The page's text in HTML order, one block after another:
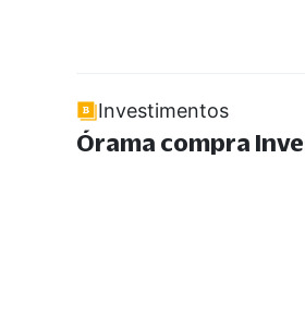
Investimentos
Órama compra